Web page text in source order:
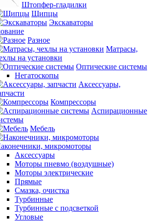
Штопфер-гладилки
Щипцы
Экскаваторы
Разное
Матрасы,
на установки
Оптические системы
Негатоскопы
Аксессуары,
Компрессоры
Аспирационные
Мебель
микромоторы
Аксессуары
Моторы пневмо (воздушные)
Моторы электрические
Прямые
Смазка, очистка
Турбинные
Турбинные с подсветкой
Угловые